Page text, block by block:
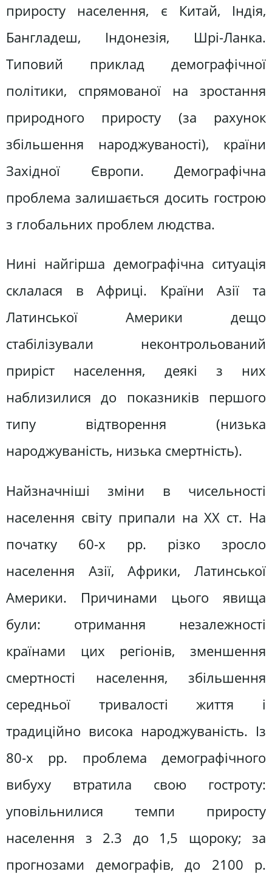
приросту населення, є Китай, Індія,
Бангладеш, Індонезія, Шрі-Ланка.
Типовий приклад демографічної
політики, спрямованої на зростання
природного приросту (за рахунок
збільшення народжуваності), країни
Західної Європи. Демографічна
проблема залишається досить гострою
з глобальних проблем людства.
Нині найгірша демографічна ситуація
склалася в Африці. Країни Азії та
Латинської Америки дещо
стабілізували неконтрольований
приріст населення, деякі з них
наблизилися до показників першого
типу відтворення (низька
народжуваність, низька смертність).
Найзначніші зміни в чисельності
населення світу припали на ХХ ст. На
початку 60-х рр. різко зросло
населення Азії, Африки, Латинської
Америки. Причинами цього явища
були: отримання незалежності
країнами цих регіонів, зменшення
смертності населення, збільшення
середньої тривалості життя і
традиційно висока народжуваність. Із
80-х рр. проблема демографічного
вибуху втратила свою гостроту:
уповільнилися темпи приросту
населення з 2.3 до 1,5 щороку; за
прогнозами демографів, до 2100 р.